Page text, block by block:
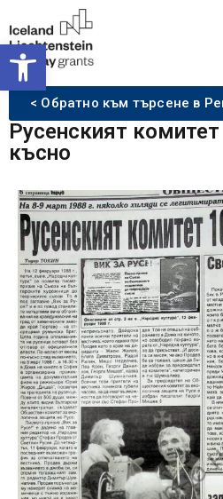
Open toolbar
< Обратно към търсене в
Русенският
късно